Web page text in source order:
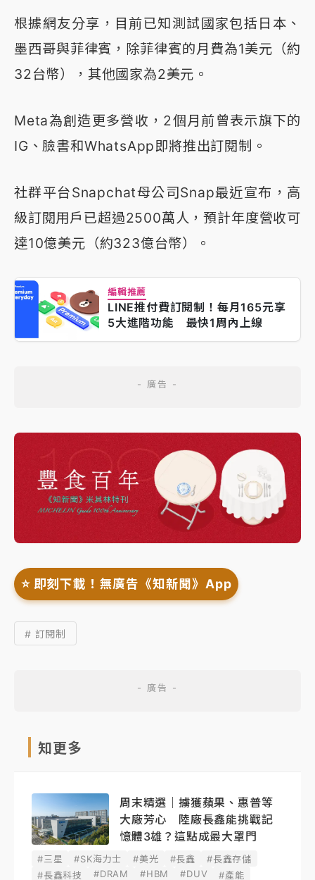
根據網友分享，目前已知測試國家包括日本、
墨西哥與菲律賓，除菲律賓的月費為1美元（約
32台幣），其他國家為2美元。
Meta為創造更多營收，2個月前曾表示旗下的
IG、臉書和WhatsApp即將推出訂閱制。
社群平台Snapchat母公司Snap最近宣布，高
級訂閱用戶已超過2500萬人，預計年度營收可
達10億美元（約323億台幣）。
編輯推薦
LINE推付費訂閱制！每月165元享
5大進階功能 最快1周內上線
⭐️ 即刻下載！無廣告《知新聞》App
# 訂閱制
知更多
周末精選｜擄獲蘋果、惠普等
大廠芳心 陸廠長鑫能挑戰記
憶體3雄？這點成最大罩門
#三星 #SK海力士 #美光 #長鑫
#長鑫存儲
#長鑫科技
#DRAM #HBM #DUV #產能